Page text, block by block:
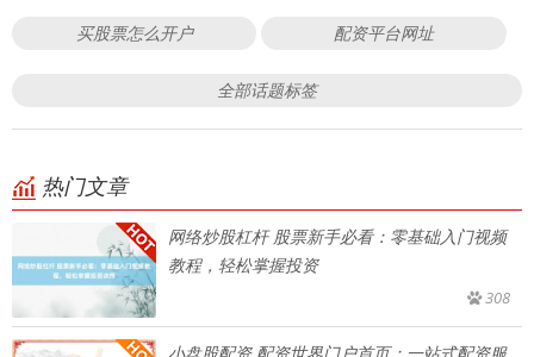
买股票怎么开户 配资平台网址
全部话题标签
热门文章
网络炒股杠杆 股票新手必看：零基础入门视频
教程，轻松掌握投资
308